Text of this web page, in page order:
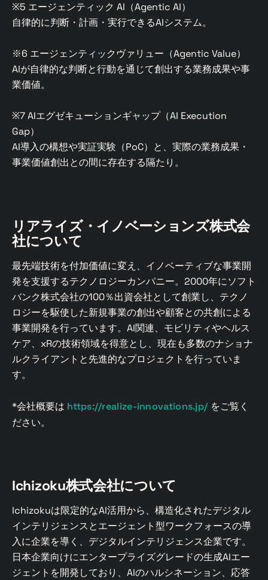
※5 エージェンティック AI（Agentic AI）
自律的に判断・計画・実行できるAIシステム。
※6 エージェンティックヴァリュー（Agentic Value）
AIが自律的な判断と行動を通じて創出する業務成果や事
業価値。
※7 AIエグゼキューションギャップ（AI Execution
Gap）
AI導入の構想や実証実験（PoC）と、実際の業務成果・
事業価値創出との間に存在する隔たり。
リアライズ・イノベーションズ株式会
社について
最先端技術を付加価値に変え、イノベーティブな事業開
発を支援するテクノロジーカンパニー。2000年にソフト
バンク株式会社の100％出資会社として創業し、テクノ
ロジーを駆使した新規事業の創出や顧客との共創による
事業開発を行っています。AI関連、モビリティやヘルス
ケア、xRの技術領域を得意とし、現在も多数のナショナ
ルクライアントと先進的なプロジェクトを行っていま
す。
*会社概要は https://realize-innovations.jp/ をご覧く
ださい。
Ichizoku株式会社について
Ichizokuは限定的なAI活用から、構造化されたデジタル
インテリジェンスとエージェント型ワークフォースの導
入に企業を導く、デジタルインテリジェンス企業です。
日本企業向けにエンタープライズグレードの生成AIエー
ジェントを開発しており、AIのハルシネーション、応答